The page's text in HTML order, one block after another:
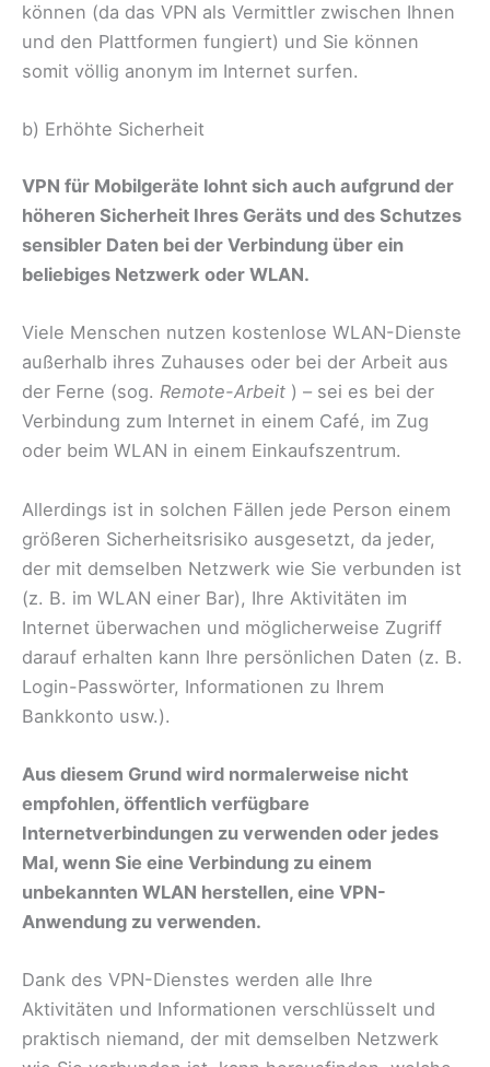
können (da das VPN als Vermittler zwischen Ihnen
und den Plattformen fungiert) und Sie können
somit völlig anonym im Internet surfen.
b) Erhöhte Sicherheit
VPN für Mobilgeräte lohnt sich auch aufgrund der
höheren Sicherheit Ihres Geräts und des Schutzes
sensibler Daten bei der Verbindung über ein
beliebiges Netzwerk oder WLAN.
Viele Menschen nutzen kostenlose WLAN-Dienste
außerhalb ihres Zuhauses oder bei der Arbeit aus
der Ferne (sog. Remote-Arbeit ) – sei es bei der
Verbindung zum Internet in einem Café, im Zug
oder beim WLAN in einem Einkaufszentrum.
Allerdings ist in solchen Fällen jede Person einem
größeren Sicherheitsrisiko ausgesetzt, da jeder,
der mit demselben Netzwerk wie Sie verbunden ist
(z. B. im WLAN einer Bar), Ihre Aktivitäten im
Internet überwachen und möglicherweise Zugriff
darauf erhalten kann Ihre persönlichen Daten (z. B.
Login-Passwörter, Informationen zu Ihrem
Bankkonto usw.).
Aus diesem Grund wird normalerweise nicht
empfohlen, öffentlich verfügbare
Internetverbindungen zu verwenden oder jedes
Mal, wenn Sie eine Verbindung zu einem
unbekannten WLAN herstellen, eine VPN-
Anwendung zu verwenden.
Dank des VPN-Dienstes werden alle Ihre
Aktivitäten und Informationen verschlüsselt und
praktisch niemand, der mit demselben Netzwerk